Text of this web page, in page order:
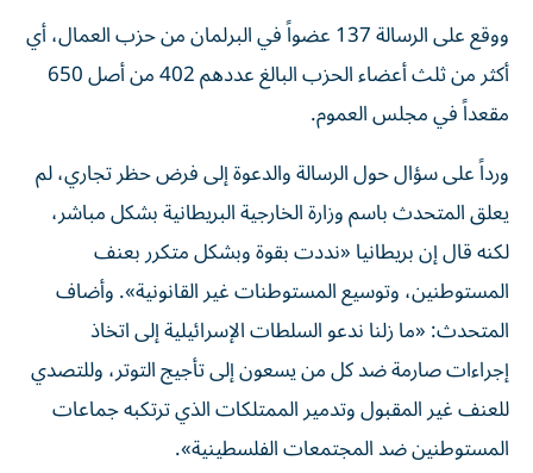
ووقع على الرسالة 137 عضواً في البرلمان من حزب العمال، أي
أكثر من ثلث أعضاء الحزب البالغ عددهم 402 من أصل 650
مقعداً في مجلس العموم.
ورداً على سؤال حول الرسالة والدعوة إلى فرض حظر تجاري، لم
يعلق المتحدث باسم وزارة الخارجية البريطانية بشكل مباشر،
لكنه قال إن بريطانيا «نددت بقوة وبشكل متكرر بعنف
المستوطنين، وتوسيع المستوطنات غير القانونية». وأضاف
المتحدث: «ما زلنا ندعو السلطات الإسرائيلية إلى اتخاذ
إجراءات صارمة ضد كل من يسعون إلى تأجيج التوتر، وللتصدي
للعنف غير المقبول وتدمير الممتلكات الذي ترتكبه جماعات
المستوطنين ضد المجتمعات الفلسطينية».